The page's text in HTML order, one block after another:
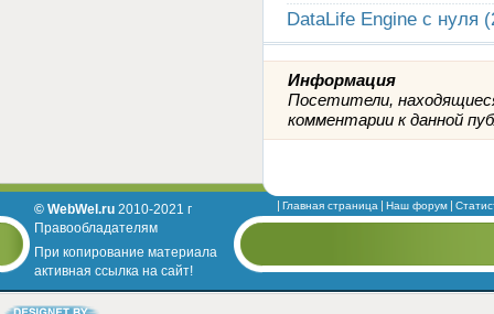
DataLife Engine с нуля
Информация
Посетители,
комментарии к данной
© WebWel.ru 2010-2021 г
Правообладателям
При копирование материала
активная ссылка на сайт!
Главная страница Наш форум